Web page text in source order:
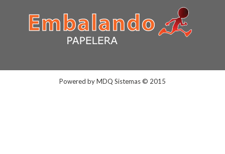
Powered byMDQ Sistemas© 2015